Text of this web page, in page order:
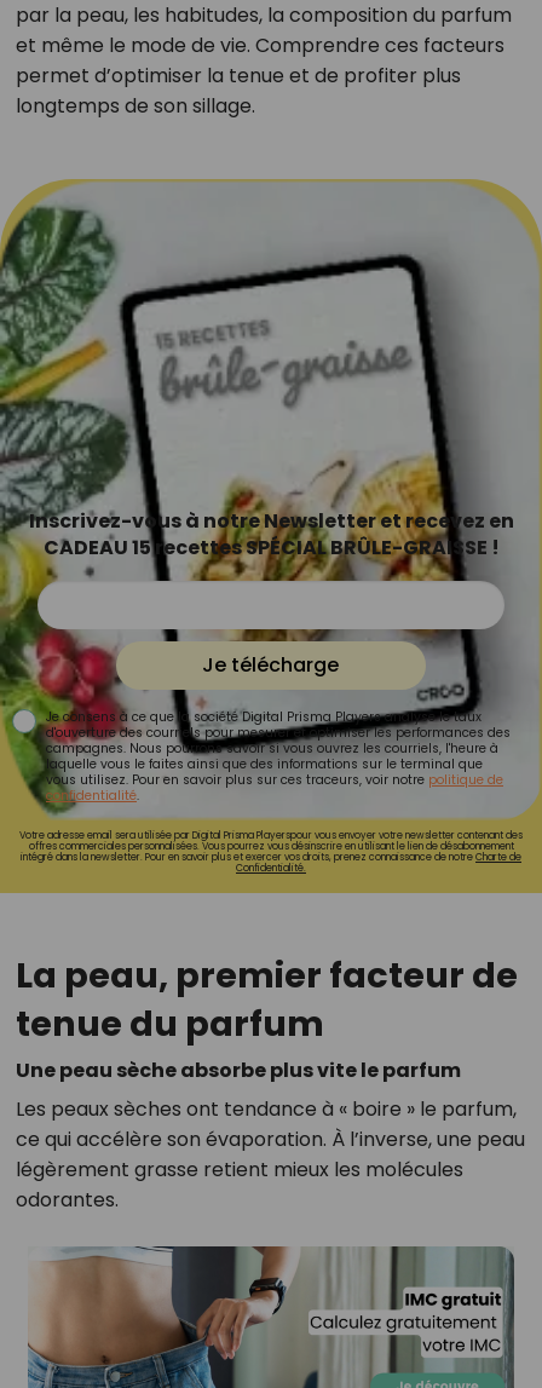
par la peau, les habitudes, la composition du parfum
et même le mode de vie. Comprendre ces facteurs
permet d’optimiser la tenue et de profiter plus
longtemps de son sillage.
Inscrivez-vous à notre Newsletter et recevez en
CADEAU 15 recettes SPÉCIAL BRÛLE-GRAISSE !
Je télécharge
Je consens à ce que la société Digital Prisma Players analyse le taux
d'ouverture des courriels pour mesurer et optimiser les performances des
campagnes. Nous pourrons savoir si vous ouvrez les courriels, l'heure à
laquelle vous le faites ainsi que des informations sur le terminal que
vous utilisez. Pour en savoir plus sur ces traceurs, voir notre politique de
confidentialité.
Votre adresse email sera utilisée par Digital Prisma Playerspour vous envoyer votre newsletter contenant des
offres commerciales personnalisées. Vous pourrez vous désinscrire en utilisant le lien de désabonnement
intégré dans la newsletter. Pour en savoir plus et exercer vos droits, prenez connaissance de notreCharte de
Confidentialité.
La peau, premier facteur de
tenue du parfum
Une peau sèche absorbe plus vite le parfum
Les peaux sèches ont tendance à « boire » le parfum,
ce qui accélère son évaporation. À l’inverse, une peau
légèrement grasse retient mieux les molécules
odorantes.